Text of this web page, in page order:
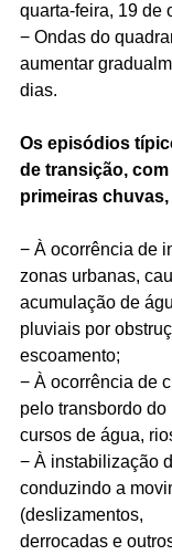
quarta-feira, 19 de
− Ondas do
aumentar
dias.
Os episódios
de transição,
primeiras
− À ocorrência de
zonas urbanas,
acumulação de
pluviais por
escoamento;
− À ocorrência de
pelo transbordo
cursos de água,
− À instabilização
conduzindo a
(deslizamentos,
derrocadas e